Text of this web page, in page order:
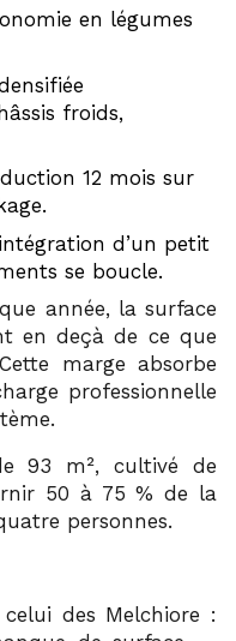
en légumes
froids,
12 mois sur
d’un petit
se boucle.
année, la surface
en deçà de ce que
marge absorbe
professionnelle
93 m², cultivé de
50 à 75 % de la
personnes.
des Melchiore :